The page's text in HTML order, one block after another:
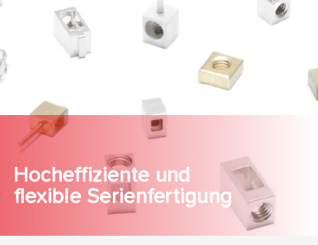
Download
Hocheffiziente und
flexible Serienfertigung